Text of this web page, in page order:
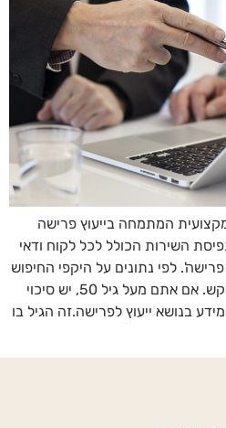
המתמחה בייעוץ פרישה
השירות הכולל לכל לקוח ודאי
לפי נתונים על היקפי החיפוש
בגוגל, מדובר בנושא מאוד מבוקש. אם אתם מעל גיל 50, יש סיכוי
בנושא ייעוץ לפרישה.זה הגיל בו